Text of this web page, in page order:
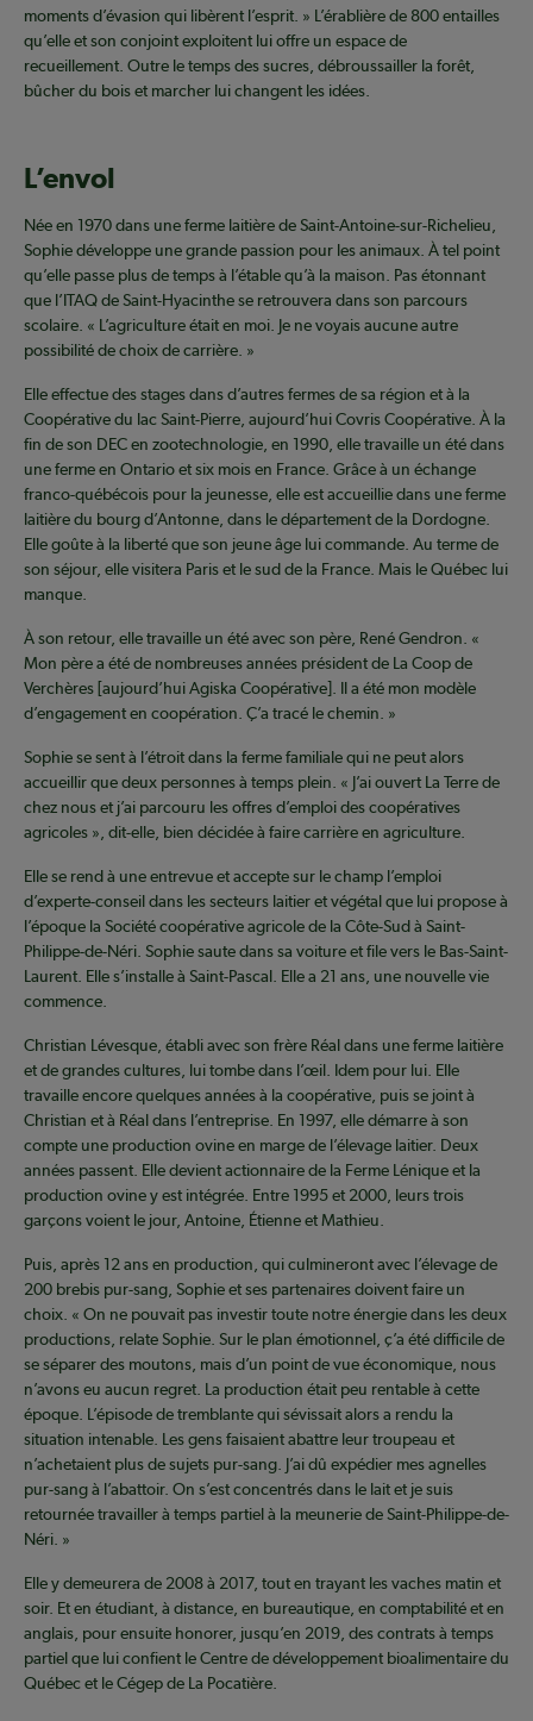
moments d’évasion qui libèrent l’esprit. » L’érablière de 800 entailles
qu’elle et son conjoint exploitent lui offre un espace de
recueillement. Outre le temps des sucres, débroussailler la forêt,
bûcher du bois et marcher lui changent les idées.
L’envol
Née en 1970 dans une ferme laitière de Saint-Antoine-sur-Richelieu,
Sophie développe une grande passion pour les animaux. À tel point
qu’elle passe plus de temps à l’étable qu’à la maison. Pas étonnant
que l’ITAQ de Saint-Hyacinthe se retrouvera dans son parcours
scolaire. « L’agriculture était en moi. Je ne voyais aucune autre
possibilité de choix de carrière. »
Elle effectue des stages dans d’autres fermes de sa région et à la
Coopérative du lac Saint-Pierre, aujourd’hui Covris Coopérative. À la
fin de son DEC en zootechnologie, en 1990, elle travaille un été dans
une ferme en Ontario et six mois en France. Grâce à un échange
franco-québécois pour la jeunesse, elle est accueillie dans une ferme
laitière du bourg d’Antonne, dans le département de la Dordogne.
Elle goûte à la liberté que son jeune âge lui commande. Au terme de
son séjour, elle visitera Paris et le sud de la France. Mais le Québec lui
manque.
À son retour, elle travaille un été avec son père, René Gendron. «
Mon père a été de nombreuses années président de La Coop de
Verchères [aujourd’hui Agiska Coopérative]. Il a été mon modèle
d’engagement en coopération. Ç’a tracé le chemin. »
Sophie se sent à l’étroit dans la ferme familiale qui ne peut alors
accueillir que deux personnes à temps plein. « J’ai ouvert La Terre de
chez nous et j’ai parcouru les offres d’emploi des coopératives
agricoles », dit-elle, bien décidée à faire carrière en agriculture.
Elle se rend à une entrevue et accepte sur le champ l’emploi
d’experte-conseil dans les secteurs laitier et végétal que lui propose à
l’époque la Société coopérative agricole de la Côte-Sud à Saint-
Philippe-de-Néri. Sophie saute dans sa voiture et file vers le Bas-Saint-
Laurent. Elle s’installe à Saint-Pascal. Elle a 21 ans, une nouvelle vie
commence.
Christian Lévesque, établi avec son frère Réal dans une ferme laitière
et de grandes cultures, lui tombe dans l’œil. Idem pour lui. Elle
travaille encore quelques années à la coopérative, puis se joint à
Christian et à Réal dans l’entreprise. En 1997, elle démarre à son
compte une production ovine en marge de l’élevage laitier. Deux
années passent. Elle devient actionnaire de la Ferme Lénique et la
production ovine y est intégrée. Entre 1995 et 2000, leurs trois
garçons voient le jour, Antoine, Étienne et Mathieu.
Puis, après 12 ans en production, qui culmineront avec l’élevage de
200 brebis pur-sang, Sophie et ses partenaires doivent faire un
choix. « On ne pouvait pas investir toute notre énergie dans les deux
productions, relate Sophie. Sur le plan émotionnel, ç’a été difficile de
se séparer des moutons, mais d’un point de vue économique, nous
n’avons eu aucun regret. La production était peu rentable à cette
époque. L’épisode de tremblante qui sévissait alors a rendu la
situation intenable. Les gens faisaient abattre leur troupeau et
n’achetaient plus de sujets pur-sang. J’ai dû expédier mes agnelles
pur-sang à l’abattoir. On s’est concentrés dans le lait et je suis
retournée travailler à temps partiel à la meunerie de Saint-Philippe-de-
Néri. »
Elle y demeurera de 2008 à 2017, tout en trayant les vaches matin et
soir. Et en étudiant, à distance, en bureautique, en comptabilité et en
anglais, pour ensuite honorer, jusqu’en 2019, des contrats à temps
partiel que lui confient le Centre de développement bioalimentaire du
Québec et le Cégep de La Pocatière.